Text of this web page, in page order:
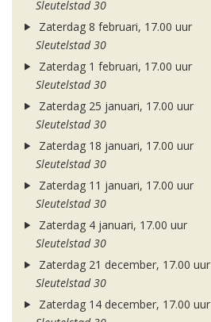
Sleutelstad 30
Zaterdag 8 februari, 17.00 uur
Sleutelstad 30
Zaterdag 1 februari, 17.00 uur
Sleutelstad 30
Zaterdag 25 januari, 17.00 uur
Sleutelstad 30
Zaterdag 18 januari, 17.00 uur
Sleutelstad 30
Zaterdag 11 januari, 17.00 uur
Sleutelstad 30
Zaterdag 4 januari, 17.00 uur
Sleutelstad 30
Zaterdag 21 december, 17.00 uur
Sleutelstad 30
Zaterdag 14 december, 17.00 uur